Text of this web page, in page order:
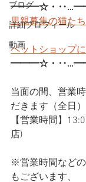
ブログ
詳細プロフィール
動画
━━━☆・
里親募集の猫た
ペットショップ
━━━☆・
当面の間、営業
だきます（全日）
【営業時間】
店)
※営業時間など
もございます、